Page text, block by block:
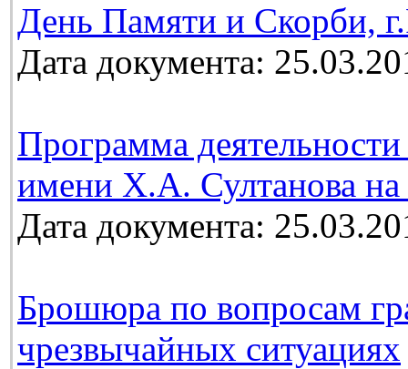
День Памяти и Скорби,
Дата документа:
Программа
имени Х.А. Султанова на
Дата документа:
Брошюра по вопросам
чрезвычайных ситуациях